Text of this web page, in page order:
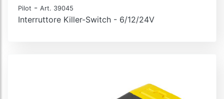
Pilot - Art. 39045
Interruttore Killer-Switch - 6/12/24V